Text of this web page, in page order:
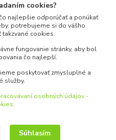
cookies?
najlepšie odporúčať a ponúkať
potrebujeme si do vášho
cookies.
fungovanie stránky, aby bol
čo najlepší.
poskytovať zmysluplné a
služby.
osobných údajov -
Súhlasím